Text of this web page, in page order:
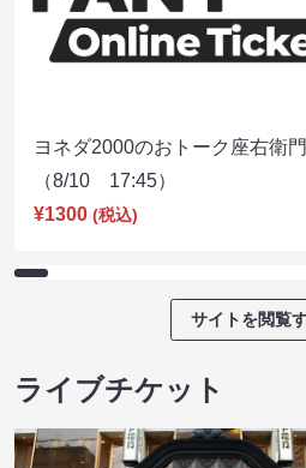
ヨネダ2000のおトーク座右衛門
（8/10 17:45）
¥1300 (税込)
サイトを閲覧
ライブチケット